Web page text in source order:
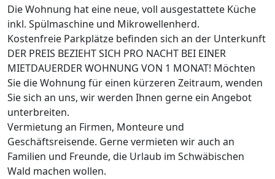
Die Wohnung hat eine neue, voll ausgestattete Küche
inkl. Spülmaschine und Mikrowellenherd.
Kostenfreie Parkplätze befinden sich an der Unterkunft
DER PREIS BEZIEHT SICH PRO NACHT BEI EINER
MIETDAUERDER WOHNUNG VON 1 MONAT! Möchten
Sie die Wohnung für einen kürzeren Zeitraum, wenden
Sie sich an uns, wir werden Ihnen gerne ein Angebot
unterbreiten.
Vermietung an Firmen, Monteure und
Geschäftsreisende. Gerne vermieten wir auch an
Familien und Freunde, die Urlaub im Schwäbischen
Wald machen wollen.